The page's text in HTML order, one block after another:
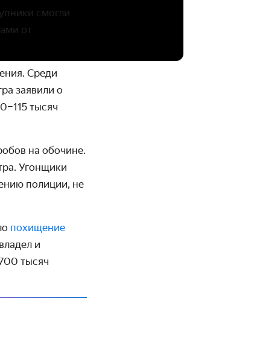
смогли
от
Среди
заявили о
тысяч
на обочине.
Угонщики
полиции, не
похищение
и
тысяч